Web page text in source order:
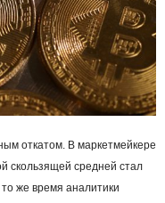
откатом. В маркетмейкере
скользящей средней стал
же время аналитики